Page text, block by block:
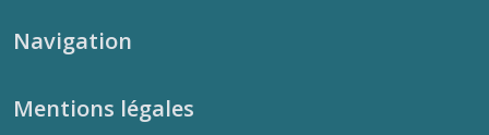
Navigation
Mentions légales